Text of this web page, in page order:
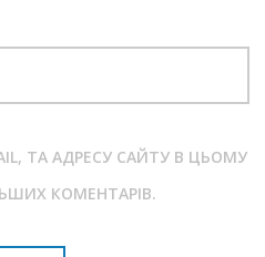
ТА АДРЕСУ САЙТУ В ЦЬОМУ
КОМЕНТАРІВ.